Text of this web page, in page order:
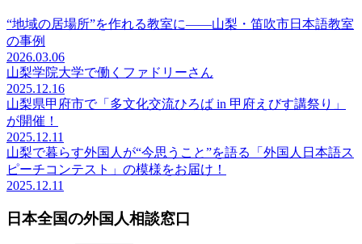
“地域の居場所”を作れる教室に――山梨・笛吹市日本語教室
の事例
2026.03.06
山梨学院大学で働くファドリーさん
2025.12.16
山梨県甲府市で「多文化交流ひろば in 甲府えびす講祭り」
が開催！
2025.12.11
山梨で暮らす外国人が“今思うこと”を語る「外国人日本語ス
ピーチコンテスト」の模様をお届け！
2025.12.11
日本全国の外国人相談窓口